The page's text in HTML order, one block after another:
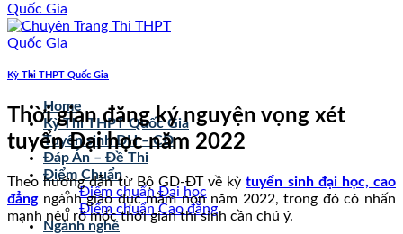
Home
Kỳ Thi THPT Quốc Gia
Tuyển sinh ĐH – CĐ
Đáp Án – Đề Thi
Điểm Chuẩn
Điểm chuẩn Đại học
Điểm chuẩn Cao đẳng
Ngành nghề
Kỳ Thi THPT Quốc Gia
Thời gian đăng ký nguyện vọng xét
tuyển Đại học năm 2022
Theo hướng dẫn từ Bộ GD-ĐT về kỳtuyển sinh đại học, cao
đẳngngành giáo dục mầm non năm 2022, trong đó có nhấn
mạnh nêu rõ mốc thời gian thí sinh cần chú ý.